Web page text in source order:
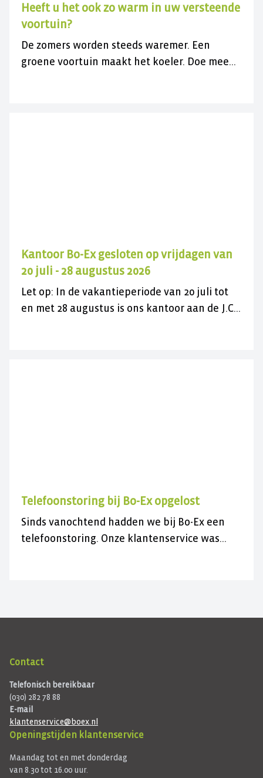
Heeft u het ook zo warm in uw versteende
voortuin?
De zomers worden steeds waremer. Een
groene voortuin maakt het koeler. Doe mee
Kantoor Bo-Ex gesloten op vrijdagen van
20 juli - 28 augustus 2026
Let op: In de vakantieperiode van 20 juli tot
en met 28 augustus is ons kantoor aan de J.C.
Telefoonstoring bij Bo-Ex opgelost
Sinds vanochtend hadden we bij Bo-Ex een
telefoonstoring. Onze klantenservice was
Contact
Telefonisch bereikbaar
(030) 282 78 88
E-mail
klantenservice@boex.nl
Openingstijden klantenservice
Maandag tot en met donderdag
van 8.30 tot 16.00 uur.